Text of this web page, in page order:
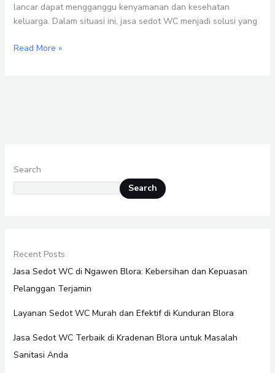
lancar dapat mengganggu kenyamanan dan kesehatan
keluarga. Dalam situasi ini, jasa sedot WC menjadi solusi yang
Read More »
Search
Search
Recent Posts
Jasa Sedot WC di Ngawen Blora: Kebersihan dan Kepuasan
Pelanggan Terjamin
Layanan Sedot WC Murah dan Efektif di Kunduran Blora
Jasa Sedot WC Terbaik di Kradenan Blora untuk Masalah
Sanitasi Anda